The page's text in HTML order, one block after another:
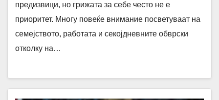
предизвици, но грижата за себе често не е
приоритет. Многу повеќе внимание посветуваат на
семејството, работата и секојдневните обврски
отколку на…